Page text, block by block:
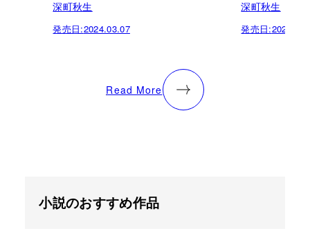
深町秋生
発売日:2024.03.07
深町秋生
発売日:
Read More
小説のおすすめ作品